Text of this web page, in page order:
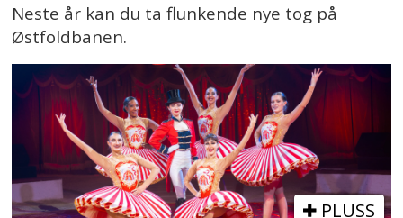
Neste år kan du ta flunkende nye tog på
Østfoldbanen.
PLUSS